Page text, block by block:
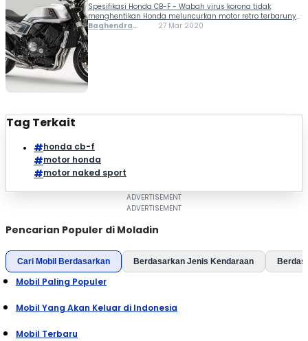
Spesifikasi Honda CB-F - Wabah virus korona tidak
menghentikan Honda meluncurkan motor retro terbarunya,
CB-F. Kuda besi ini diperkenalkan pertama kali ke dunia
Baghendra
27 Mar 2020
Tag Terkait
honda cb-f
motor honda
motor naked sport
Pencarian Populer di Moladin
Cari Mobil Berdasarkan Berdasarkan Jenis Kendaraan
Mobil Paling Populer
Mobil Yang Akan Keluar di Indonesia
Mobil Terbaru